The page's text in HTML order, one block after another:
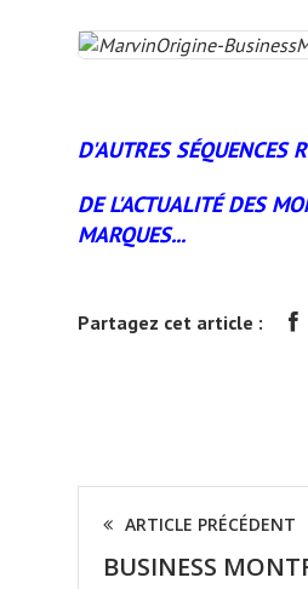
D'AUTRES SÉQUENCES
DE L'ACTUALITÉ DES
MARQUES...
Partagez cet article :
ARTICLE PRÉCÉDENT
BUSINESS